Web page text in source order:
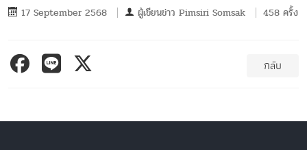
17 September 2568 ผู้เขียนข่าว Pimsiri Somsak 458 ครั้ง
กลับ